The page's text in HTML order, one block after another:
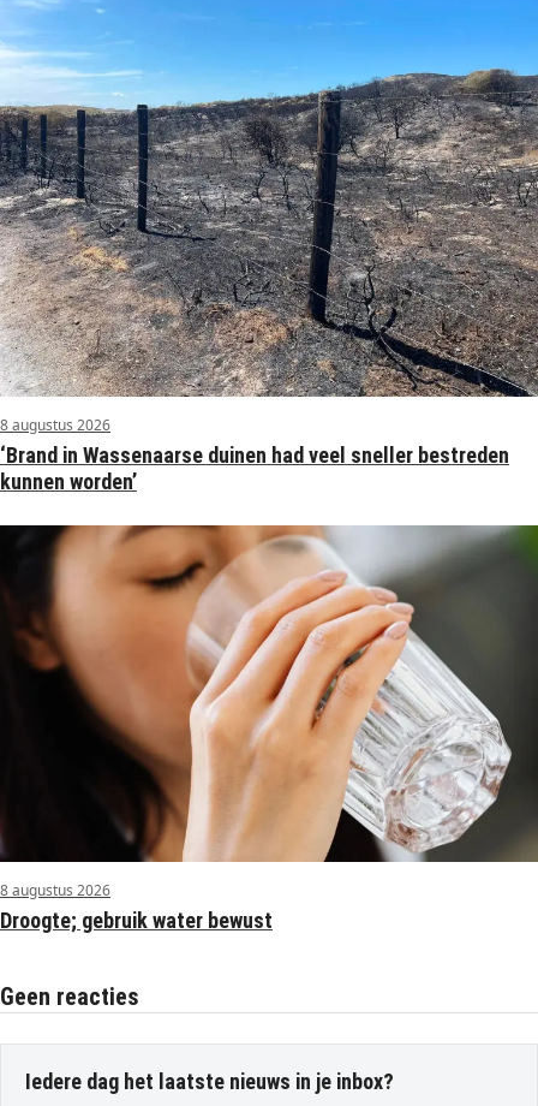
8 augustus 2026
‘Brand in Wassenaarse duinen had veel sneller bestreden
kunnen worden’
8 augustus 2026
Droogte; gebruik water bewust
Geen reacties
Iedere dag het laatste nieuws in je inbox?